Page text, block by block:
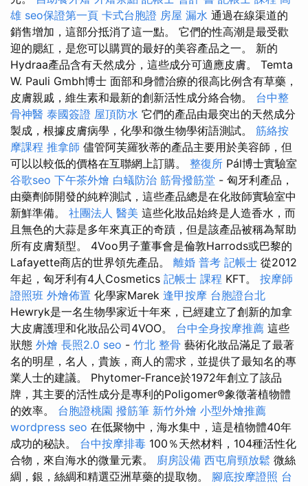
雄 seo保證第一頁 卡式台胞證 房屋 漏水 通過在線渠道的
銷售增加，這部分抵消了這一點。 它們的性高潮是最受歡
迎的腮紅，是您可以購買的最好的美容產品之一。 新的
Hydraa產品含有天然成分，這些成分可適應皮膚。 Temta
W. Pauli Gmbh博士 面部和身體治療的很高比例含有草藥，
皮膚親戚，維生素和最新的創新活性成分絡合物。 台中整
骨神醫 泰國簽證 屋頂防水 它們的產品由最突出的天然成分
製成，根據皮膚病學，化學和微生物學術語測試。 筋絡按
摩課程 推拿師 儘管阿芙羅狄蒂的產品主要用於美容師，但
可以以較低的價格在互聯網上訂購。 整復所 Pál博士實驗室
谷歌seo 下午茶外燴 白蟻防治 筋骨撥筋堂 - 匈牙利產品，
由藥劑師開發的純粹測試，這些產品總是在化妝師實驗室中
新鮮準備。 社團法人 醫美 這些化妝品始終是人造香水，而
且無色的大蒜是多年來真正的奇蹟，但是該產品被稱為幫助
所有皮膚類型。 4Voo男子董事會是倫敦Harrods或巴黎的
Lafayette商店的世界領先產品。 離婚 普考 記帳士 從2012
年起，匈牙利有4人Cosmetics 記帳士 課程 KFT。 按摩師
證照班 外燴佈置 化學家Marek 逢甲按摩 台胞證台北
Hewryk是一名生物學家近十年來，已經建立了創新的加拿
大皮膚護理和化妝品公司4VOO。 台中全身按摩推薦 這些
狀態 外燴 長照2.0 seo - 竹北 整骨 藝術化妝品滿足了最著
名的明星，名人，貴族，商人的需求，並提供了最知名的專
業人士的建議。 Phytomer-France於1972年創立了該品
牌，其主要的活性成分是專利的Poligomer®象徵著植物體
的效率。 台胞證桃園 撥筋筆 新竹外燴 小型外燴推薦
wordpress seo 在低聚物中，海水集中，這是植物體40年
成功的秘訣。 台中按摩排毒 100％天然材料，104種活性化
合物，來自海水的微量元素。 廚房設備 西屯肩頸放鬆 微絲
綢，銀，絲綢和精選亞洲草藥的提取物。 腳底按摩證照 台